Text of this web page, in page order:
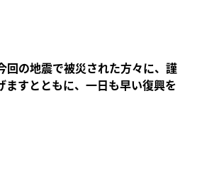
回の地震で被災された方々に、謹
ますとともに、一日も早い復興を